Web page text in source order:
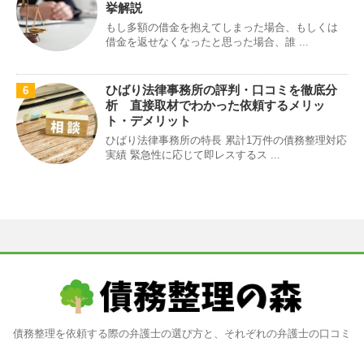
挙解説
もし多額の借金を抱えてしまった場合、もしくは
借金を返せなくなったと思った場合、誰 ...
6
ひばり法律事務所の評判・口コミを徹底分
析 直接取材でわかった依頼するメリッ
ト・デメリット
ひばり法律事務所の特長 累計1万件の債務整理対応
実績 緊急性に応じて即レスするス ...
債務整理を依頼する際の弁護士の選び方と、それぞれの弁護士の口コミ